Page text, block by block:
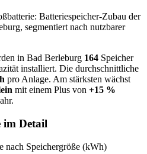
Batteriespeicher-Zubau der
segmentiert nach nutzbarer
in Bad Berleburg 164 Speicher
installiert. Die durchschnittliche
pro Anlage. Am stärksten wächst
mit einem Plus von +15 %
im Detail
nach Speichergröße (kWh)